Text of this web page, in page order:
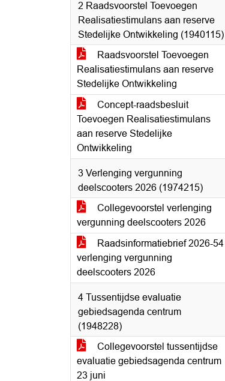
2 Raadsvoorstel Toevoegen
Realisatiestimulans aan reserve
Stedelijke Ontwikkeling (1940115)
Raadsvoorstel Toevoegen
Realisatiestimulans aan reserve
Stedelijke Ontwikkeling
Concept-raadsbesluit
Toevoegen Realisatiestimulans
aan reserve Stedelijke
Ontwikkeling
3 Verlenging vergunning
deelscooters 2026 (1974215)
Collegevoorstel verlenging
vergunning deelscooters 2026
Raadsinformatiebrief 2026-54
verlenging vergunning
deelscooters 2026
4 Tussentijdse evaluatie
gebiedsagenda centrum
(1948228)
Collegevoorstel tussentijdse
evaluatie gebiedsagenda centrum
23 juni